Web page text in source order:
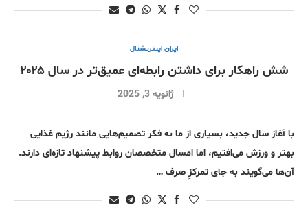
ایران اینترنشنال
شش راهکار برای داشتن رابطه‌ای عمیق‌تر در سال ۲۰۲۵
ژانویه 3, 2025
با آغاز سال جدید، بسیاری از ما به فکر تصمیم‌هایی مانند رژیم غذایی
بهتر و ورزش می‌افتیم، اما امسال متخصصان روابط پیشنهاد تازه‌ای دارند.
آن‌ها می‌گویند به جای تمرکزِ صرف …